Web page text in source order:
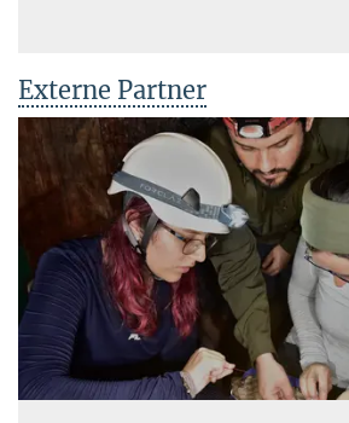
Externe Partner